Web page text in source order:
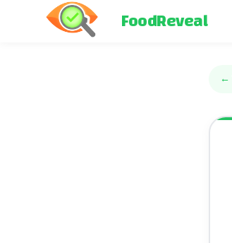
FoodReveal
←